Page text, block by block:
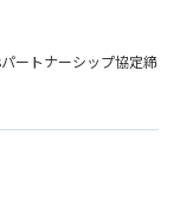
ートナーシップ協定締